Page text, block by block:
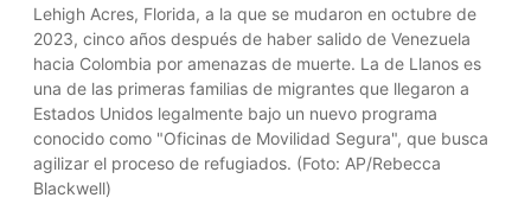
Lehigh Acres, Florida, a la que se mudaron en octubre de
2023, cinco años después de haber salido de Venezuela
hacia Colombia por amenazas de muerte. La de Llanos es
una de las primeras familias de migrantes que llegaron a
Estados Unidos legalmente bajo un nuevo programa
conocido como "Oficinas de Movilidad Segura", que busca
agilizar el proceso de refugiados. (Foto: AP/Rebecca
Blackwell)